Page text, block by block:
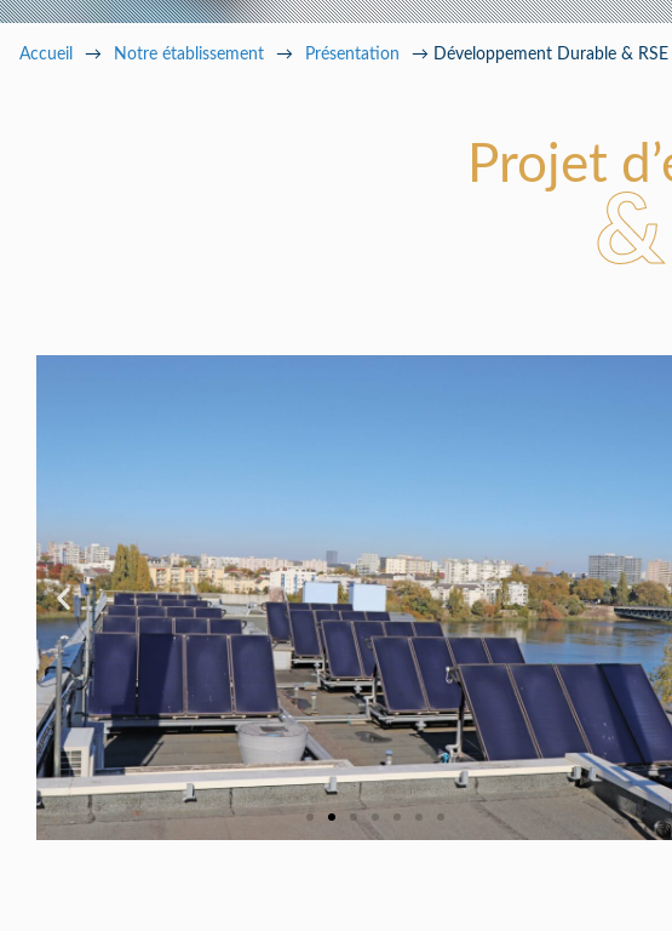
Paramédical
Accueil → Notre établissement → Présentation → Développement Durable & RSE
Projet